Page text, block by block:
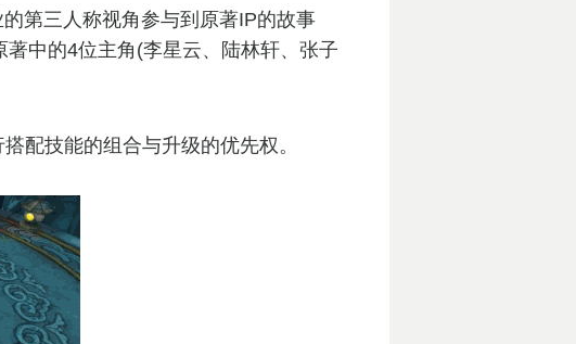
第三人称视角参与到原著IP的故事
中的4位主角(李星云、陆林轩、张子
配技能的组合与升级的优先权。